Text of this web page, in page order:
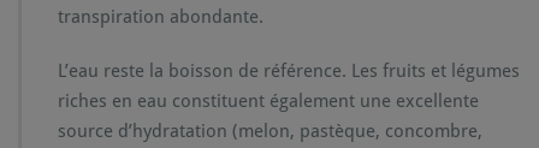
transpiration abondante.
L’eau reste la boisson de référence. Les fruits et légumes
riches en eau constituent également une excellente
source d’hydratation (melon, pastèque, concombre,